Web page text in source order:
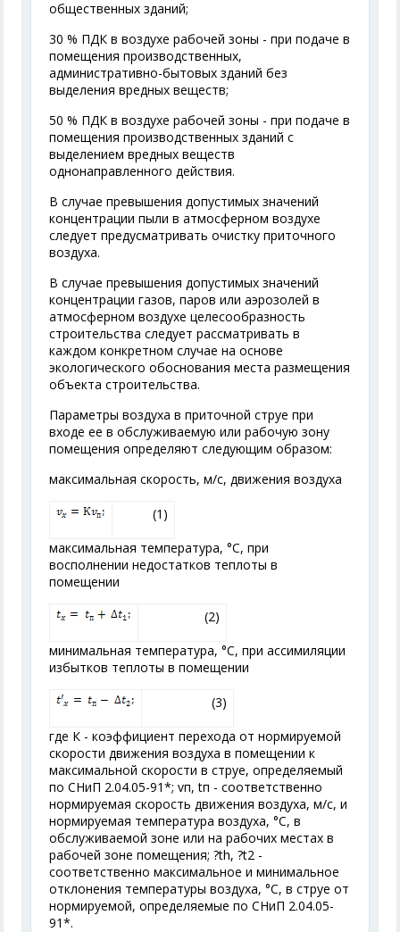
общественных зданий;
30 % ПДК в воздухе рабочей зоны - при подаче в
помещения производственных,
административно-бытовых зданий без
выделения вредных веществ;
50 % ПДК в воздухе рабочей зоны - при подаче в
помещения производственных зданий с
выделением вредных веществ
однонаправленного действия.
В случае превышения допустимых значений
концентрации пыли в атмосферном воздухе
следует предусматривать очистку приточного
воздуха.
В случае превышения допустимых значений
концентрации газов, паров или аэрозолей в
атмосферном воздухе целесообразность
строительства следует рассматривать в
каждом конкретном случае на основе
экологического обоснования места размещения
объекта строительства.
Параметры воздуха в приточной струе при
входе ее в обслуживаемую или рабочую зону
помещения определяют следующим образом:
максимальная скорость, м/с, движения воздуха
(1)
максимальная температура, °С, при
восполнении недостатков теплоты в
помещении
(2)
минимальная температура, °С, при ассимиляции
избытков теплоты в помещении
(3)
где К - коэффициент перехода от нормируемой
скорости движения воздуха в помещении к
максимальной скорости в струе, определяемый
по СНиП 2.04.05-91*; vп, tп - соответственно
нормируемая скорость движения воздуха, м/с, и
нормируемая температура воздуха, °С, в
обслуживаемой зоне или на рабочих местах в
рабочей зоне помещения; ?th, ?t2 -
соответственно максимальное и минимальное
отклонения температуры воздуха, °С, в струе от
нормируемой, определяемые по СНиП 2.04.05-
91*.